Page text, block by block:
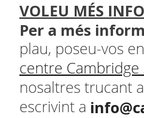
VOLEU MÉS
​Per a més
plau, poseu-vos
centre Cambridge
nosaltres trucant
escrivint a